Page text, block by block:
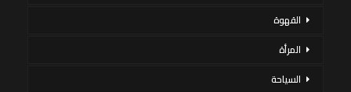
القهوة
المرأة
السياحة